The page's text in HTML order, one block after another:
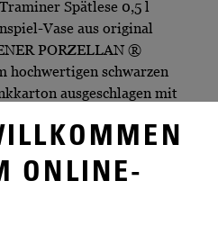
ONLINE-
Spätlese 0,5 l
Vase aus original
PORZELLAN ®
hochwertigen schwarzen
ausgeschlagen mit